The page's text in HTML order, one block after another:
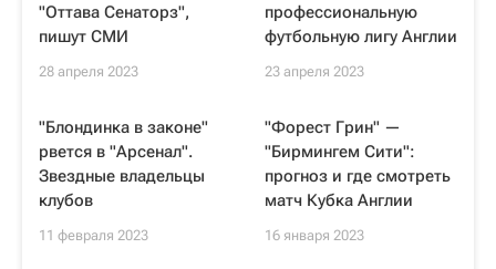
"Оттава Сенаторз",
пишут СМИ
28 апреля 2023
профессиональную
футбольную лигу Англии
23 апреля 2023
"Блондинка в законе"
рвется в "Арсенал".
Звездные владельцы
клубов
11 февраля 2023
"Форест Грин" —
"Бирмингем Сити":
прогноз и где смотреть
матч Кубка Англии
16 января 2023